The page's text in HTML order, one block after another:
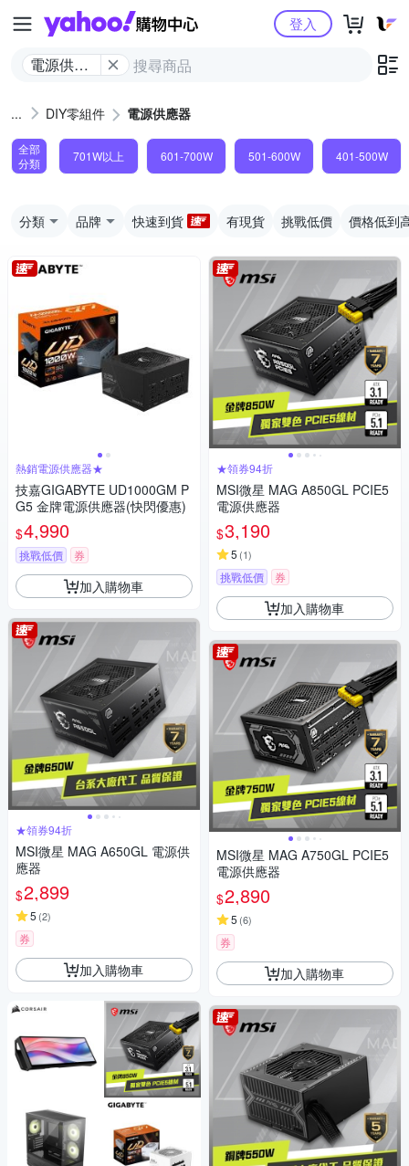
Yahoo購物中心
電源供應
登入
DIY零組件 電源供應器
全部
分類
701W以上 601-700W 501-600W 401-500W
分類 品牌 快速到貨 有現貨 挑戰低價 價格低到
熱銷電源供應器★
技嘉GIGABYTE UD1000GM P
G5 金牌電源供應器(快閃優惠)
$4,990
挑戰低價 券
加入購物車
★領券94折
MSI微星 MAG A650GL 電源供
應器
$2,899
5 (2)
券
加入購物車
★領券94折
MSI微星 MAG A850GL PCIE5
電源供應器
$3,190
5 (1)
挑戰低價 券
加入購物車
MSI微星 MAG A750GL PCIE5
電源供應器
$2,890
5 (6)
券
加入購物車